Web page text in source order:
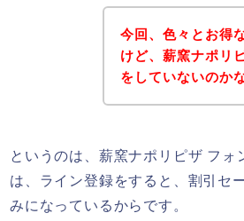
今回、色々とお得
けど、薪窯ナポリ
をしていないのか
というのは、薪窯ナポリピザ フ
は、ライン登録をすると、割引セ
みになっているからです。